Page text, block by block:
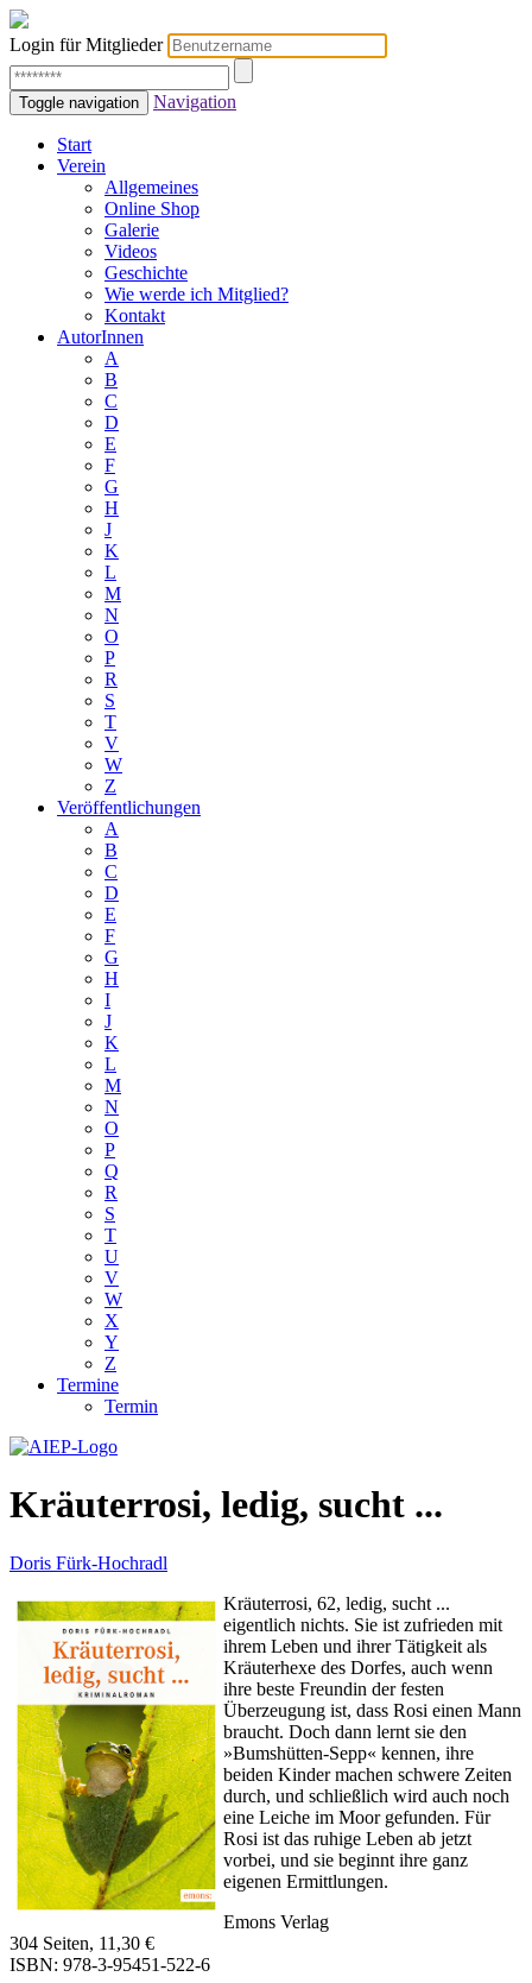
Login für Mitglieder
Toggle navigation Navigation
Start
Verein
Allgemeines
Online Shop
Galerie
Videos
Geschichte
Wie werde ich Mitglied?
Kontakt
AutorInnen
A
B
C
D
E
F
G
H
J
K
L
M
N
O
P
R
S
T
V
W
Z
Veröffentlichungen
A
B
C
D
E
F
G
H
I
J
K
L
M
N
O
P
Q
R
S
T
U
V
W
X
Y
Z
Termine
Termin
Kräuterrosi, ledig, sucht ...
Doris Fürk-Hochradl
Kräuterrosi, 62, ledig, sucht ...
eigentlich nichts. Sie ist zufrieden mit
ihrem Leben und ihrer Tätigkeit als
Kräuterhexe des Dorfes, auch wenn
ihre beste Freundin der festen
Überzeugung ist, dass Rosi einen Mann
braucht. Doch dann lernt sie den
»Bumshütten-Sepp« kennen, ihre
beiden Kinder machen schwere Zeiten
durch, und schließlich wird auch noch
eine Leiche im Moor gefunden. Für
Rosi ist das ruhige Leben ab jetzt
vorbei, und sie beginnt ihre ganz
eigenen Ermittlungen.
Emons Verlag
304 Seiten, 11,30 €
ISBN: 978-3-95451-522-6